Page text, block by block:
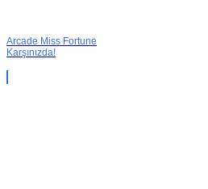
Arcade Miss Fortune
Karşınızda!